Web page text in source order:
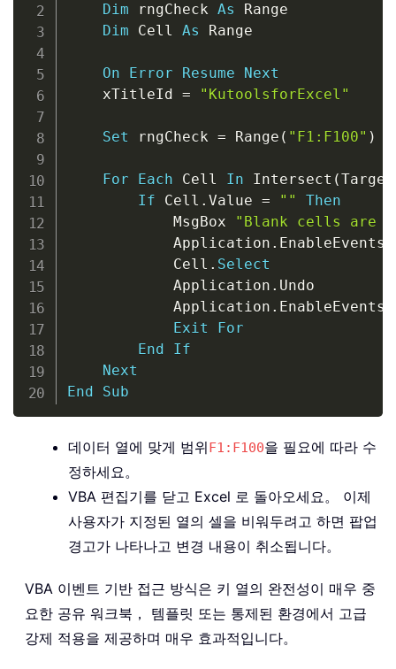
Dim rngCheck As Range
Dim Cell As Range
On Error Resume
Next
    xTitleId
= "KutoolsforExcel"
Set rngCheck = Range ( "F1:F100" )
For Each Cell In Intersect (Target
If Cell . Value = ""
Then
            MsgBox
"Blank cells are
            Application
. EnableEvents
            Cell
. Select
            Application
. Undo
            Application
. EnableEvents
Exit
For
End
If
Next
End
Sub
데이터 열에 맞게 범위F1:F100을 필요에 따라 수
정하세요。
VBA 편집기를 닫고 Excel 로 돌아오세요。 이제
사용자가 지정된 열의 셀을 비워두려고 하면 팝업
경고가 나타나고 변경 내용이 취소됩니다。
VBA 이벤트 기반 접근 방식은 키 열의 완전성이 매우 중
요한 공유 워크북， 템플릿 또는 통제된 환경에서 고급
강제 적용을 제공하며 매우 효과적입니다。